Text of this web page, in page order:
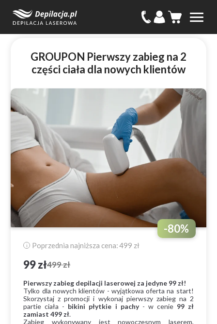
GROUPON Pierwszy zabieg na 2
części ciała dla nowych klientów
-80%
i Poprzednia najniższa cena:499 zł
99 zł499 zł
Pierwszy zabieg depilacji laserowej za jedyne 99 zł!
Tylko dla nowych klientów - wyjątkowa oferta na start!
Skorzystaj z promocji i wykonaj pierwszy zabieg na 2
partie ciała - bikini płytkie i pachy- w cenie 99 zł
zamiast 499 zł.
Zabieg wykonywany jest nowoczesnym laserem,